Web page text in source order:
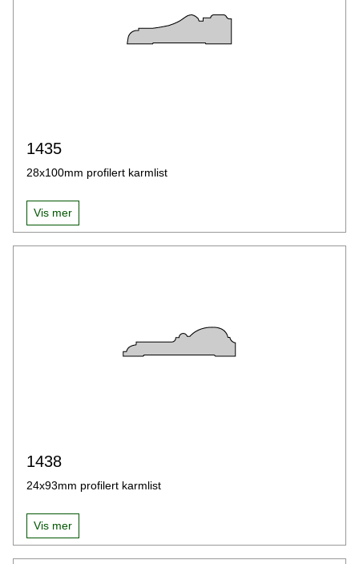
1435
28x100mm profilert karmlist
Vis mer
1438
24x93mm profilert karmlist
Vis mer